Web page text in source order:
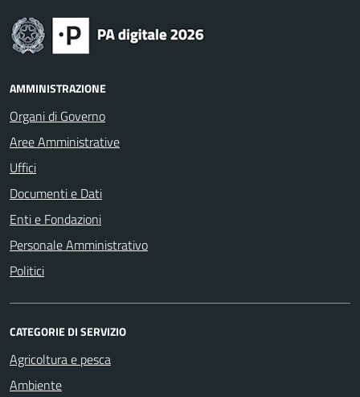
AMMINISTRAZIONE
Organi di Governo
Aree Amministrative
Uffici
Documenti e Dati
Enti e Fondazioni
Personale Amministrativo
Politici
CATEGORIE DI SERVIZIO
Agricoltura e pesca
Ambiente